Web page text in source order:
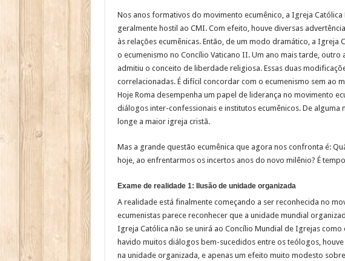
Nos anos formativos do movimento ecumênico, a Igreja
geralmente hostil ao CMI. Com efeito, houve diversas
às relações ecumênicas. Então, de um modo dramático, a Igreja
o ecumenismo no Concílio Vaticano II. Um ano mais tarde,
admitiu o conceito de liberdade religiosa. Essas duas
correlacionadas. É difícil concordar com o ecumenismo sem ao
Hoje Roma desempenha um papel de liderança no movimento
diálogos inter-confessionais e institutos ecumênicos. De alguma
longe a maior igreja cristã.
Mas a grande questão ecumênica que agora nos confronta é:
hoje, ao enfrentarmos os incertos anos do novo milênio? É
Exame de realidade 1: Ilusão de unidade organizada
A realidade está finalmente começando a ser reconhecida no
ecumenistas parece reconhecer que a unidade mundial
Igreja Católica não se unirá ao Concílio Mundial de Igrejas
havido muitos diálogos bem-sucedidos entre os teólogos,
na unidade organizada, e apenas um efeito muito modesto